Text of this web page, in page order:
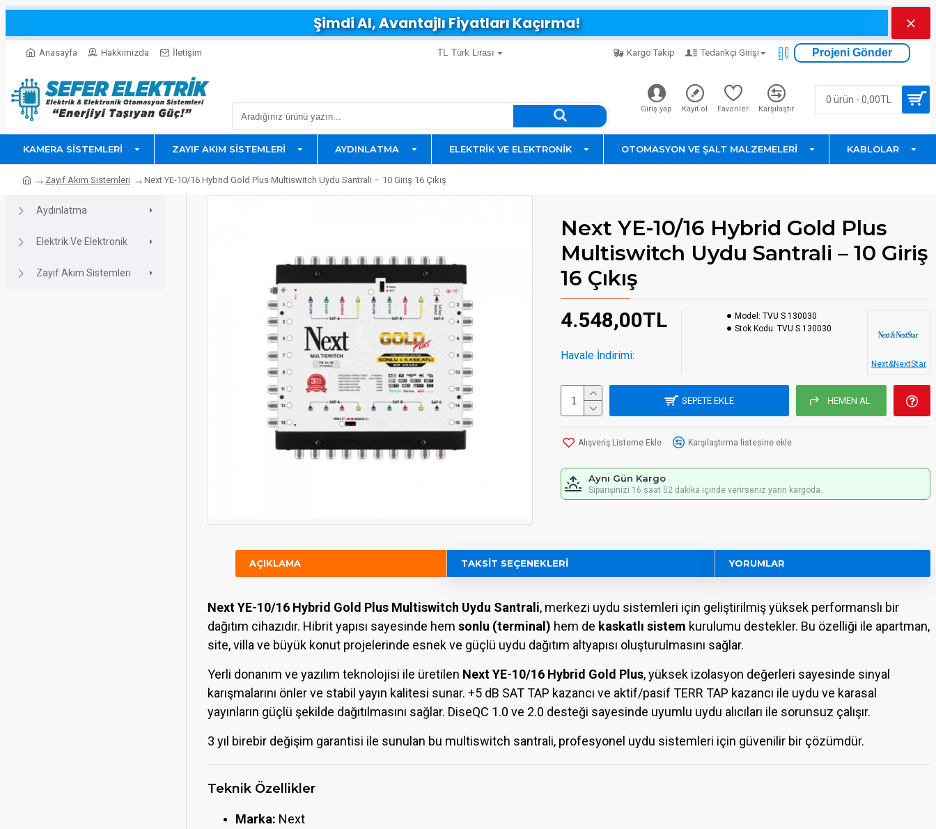
Şimdi Al, Avantajlı Fiyatları Kaçırma!
Anasayfa Hakkımızda İletişim TL Türk Lirası Kargo Takip Tedarikçi Girişi Projeni Gönder
Giriş yap Kayıt ol Favoriler Karşılaştır
0 ürün - 0,00TL
KAMERA SISTEMLERI ZAYIF AKIM SISTEMLERI AYDINLATMA ELEKTRIK VE ELEKTRONIK OTOMASYON VE ŞALT MALZEMELERI KABLOLAR
Zayıf Akım Sistemleri Next YE-10/16 Hybrid Gold Plus Multiswitch Uydu Santrali – 10 Giriş 16 Çıkış
Aydınlatma
Elektrik Ve Elektronik
Zayıf Akım Sistemleri
Next YE-10/16 Hybrid Gold Plus
Multiswitch Uydu Santrali – 10 Giriş
16 Çıkış
4.548,00TL
Havale İndirimi:
Model: TVU S 130030
Stok Kodu: TVU S 130030
Next&NextStar
SEPETE EKLE HEMEN AL
Alışveriş Listeme Ekle Karşılaştırma listesine ekle
Aynı Gün Kargo
Siparişinizi 16 saat 52 dakika içinde verirseniz yarın kargoda.
AÇIKLAMA TAKSIT SEÇENEKLERI YORUMLAR
Next YE-10/16 Hybrid Gold Plus Multiswitch Uydu Santrali, merkezi uydu sistemleri için geliştirilmiş yüksek performanslı bir
dağıtım cihazıdır. Hibrit yapısı sayesinde hem sonlu (terminal) hem de kaskatlı sistem kurulumu destekler. Bu özelliği ile apartman,
site, villa ve büyük konut projelerinde esnek ve güçlü uydu dağıtım altyapısı oluşturulmasını sağlar.
Yerli donanım ve yazılım teknolojisi ile üretilen Next YE-10/16 Hybrid Gold Plus, yüksek izolasyon değerleri sayesinde sinyal
karışmalarını önler ve stabil yayın kalitesi sunar. +5 dB SAT TAP kazancı ve aktif/pasif TERR TAP kazancı ile uydu ve karasal
yayınların güçlü şekilde dağıtılmasını sağlar. DiseQC 1.0 ve 2.0 desteği sayesinde uyumlu uydu alıcıları ile sorunsuz çalışır.
3 yıl birebir değişim garantisi ile sunulan bu multiswitch santrali, profesyonel uydu sistemleri için güvenilir bir çözümdür.
Teknik Özellikler
Marka: Next